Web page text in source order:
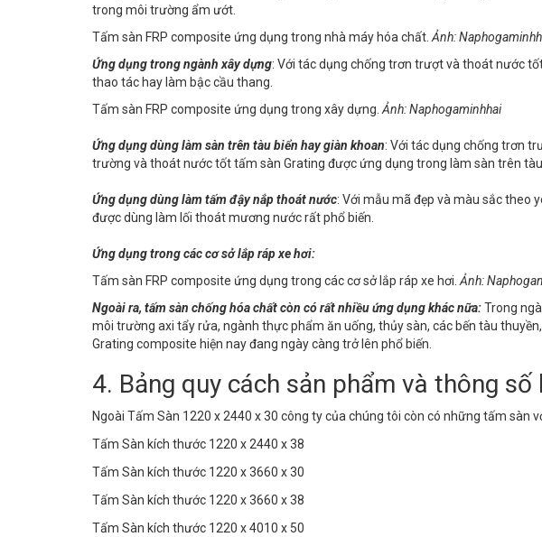
trong môi trường ẩm ướt.
Tấm sàn FRP composite ứng dụng trong nhà máy hóa chất. Ảnh:
Ứng dụng trong ngành xây dựng: Với tác dụng chống trơn trượt và thoát nước
thao tác hay làm bậc cầu thang.
Tấm sàn FRP composite ứng dụng trong xây dựng. Ảnh: Naphogaminhhai
Ứng dụng dùng làm sàn trên tàu biển hay giàn khoan: Với tác dụng chống trơn
trường và thoát nước tốt tấm sàn Grating được ứng dụng trong làm sàn trên tàu
Ứng dụng dùng làm tấm đậy nắp thoát nước: Với mẫu mã đẹp và màu sắc theo
được dùng làm lối thoát mương nước rất phổ biến.
Ứng dụng trong các cơ sở lắp ráp xe hơi:
Tấm sàn FRP composite ứng dụng trong các cơ sở lắp ráp xe hơi. Ảnh:
Ngoài ra, tấm sàn chống hóa chấtcòn có rất nhiều ứng dụng khác nữa:Trong
môi trường axi tẩy rửa, ngành thực phẩm ăn uống, thủy sàn, các bến tàu
Grating composite hiện nay đang ngày càng trở lên phổ biến.
4. Bảng quy cách sản phẩm và thông số
Ngoài Tấm Sàn 1220 x 2440 x 30 công ty của chúng tôi còn có những tấm sàn
Tấm Sàn kích thước 1220 x 2440 x 38
Tấm Sàn kích thước 1220 x 3660 x 30
Tấm Sàn kích thước 1220 x 3660 x 38
Tấm Sàn kích thước 1220 x 4010 x 50